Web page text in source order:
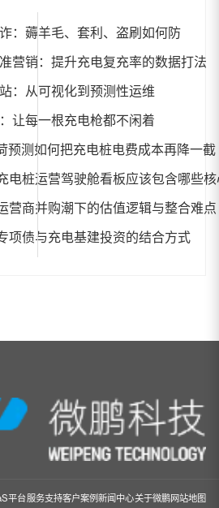
：薅羊毛、套利、盗刷如何防
营销：提升充电复充率的数据打法
：从可视化到预测性运维
让每一根充电枪都不闲着
预测如何把充电桩电费成本再降一截
电桩运营驾驶舱看板应该包含哪些
营商并购潮下的估值逻辑与整合难点
项债与充电基建投资的结合方式
平台服务支持客户案例新闻中心关于微鹏网站地图